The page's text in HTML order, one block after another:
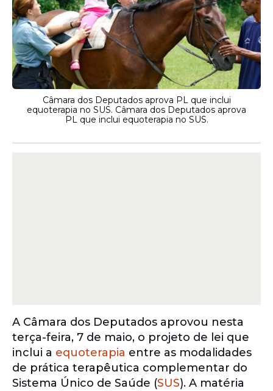
Câmara dos Deputados aprova PL que inclui
equoterapia no SUS. Câmara dos Deputados aprova
PL que inclui equoterapia no SUS.
A Câmara dos Deputados aprovou nesta
terça-feira, 7 de maio, o projeto de lei que
inclui a equoterapia entre as modalidades
de prática terapêutica complementar do
Sistema Único de Saúde (SUS). A matéria